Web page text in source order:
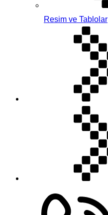
Resim ve Tablolar